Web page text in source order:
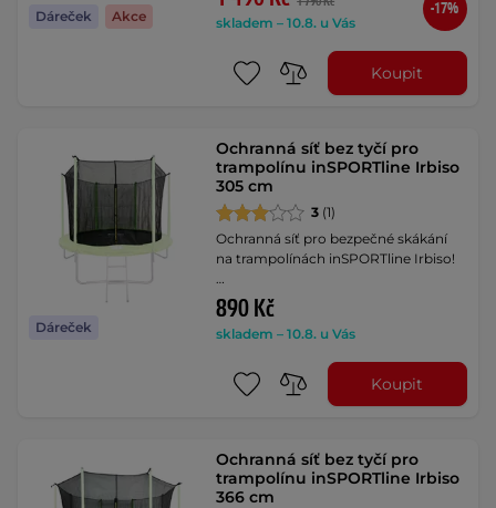
Dáreček Akce
skladem – 10.8. u Vás
-17%
Koupit
Dáreček
Ochranná síť bez tyčí pro
trampolínu inSPORTline Irbiso
305 cm
3 (1)
Ochranná síť pro bezpečné skákání
na trampolínách inSPORTline Irbiso!
…
890 Kč
skladem – 10.8. u Vás
Koupit
Ochranná síť bez tyčí pro
trampolínu inSPORTline Irbiso
366 cm